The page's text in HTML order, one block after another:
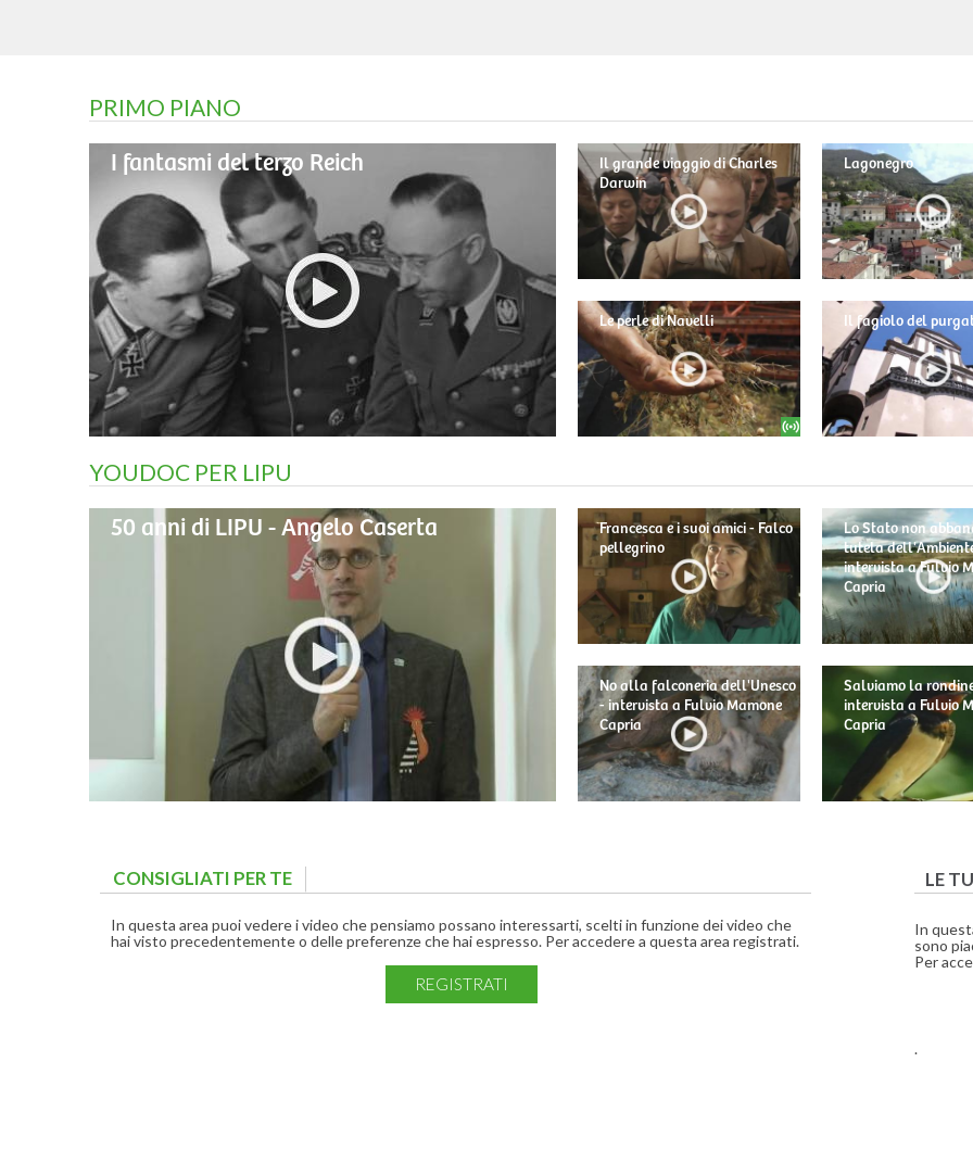
PRIMO PIANO
I fantasmi del terzo Reich
Il grande viaggio di Charles
Darwin
Le perle di Navelli
Lagonegro
Il fagiolo del
YOUDOC PER LIPU
50 anni di LIPU - Angelo Caserta
Francesca e i suoi amici - Falco
pellegrino
No alla falconeria dell'Unesco
- intervista a Fulvio Mamone
Capria
Lo Stato non
tutela
intervista a Fulvio
Capria
Salviamo la
intervista a Fulvio
Capria
CONSIGLIATI PER TE
In questa area puoi vedere i video che pensiamo possano interessarti, scelti in funzione dei video che
hai visto precedentemente o delle preferenze che hai espresso. Per accedere a questa area registrati.
REGISTRATI
LE
In
sono
Per
.